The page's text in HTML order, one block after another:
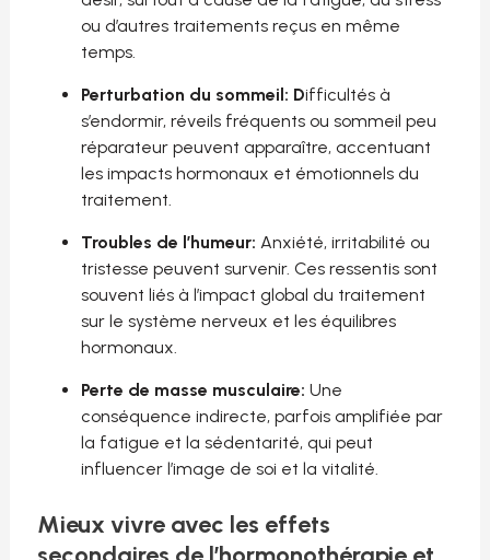
ou d’autres traitements reçus en même
temps.
Perturbation du sommeil: Difficultés à
s’endormir, réveils fréquents ou sommeil peu
réparateur peuvent apparaître, accentuant
les impacts hormonaux et émotionnels du
traitement.
Troubles de l’humeur: Anxiété, irritabilité ou
tristesse peuvent survenir. Ces ressentis sont
souvent liés à l’impact global du traitement
sur le système nerveux et les équilibres
hormonaux.
Perte de masse musculaire: Une
conséquence indirecte, parfois amplifiée par
la fatigue et la sédentarité, qui peut
influencer l’image de soi et la vitalité.
Mieux vivre avec les effets